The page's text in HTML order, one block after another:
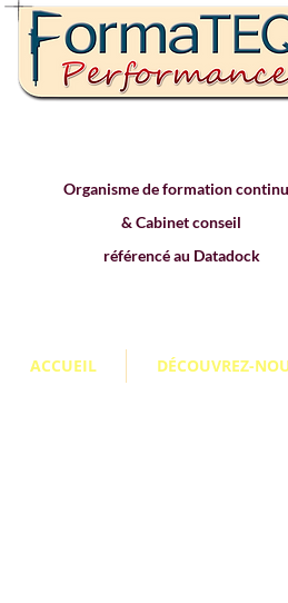
Organisme de formation
& Cabinet conseil
référencé au Datadock
ACCUEIL DÉCOUVREZ-